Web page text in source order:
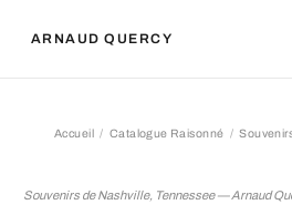
ARNAUD QUERCY
Accueil Catalogue Raisonné
Souvenirs de Nashville, Tennessee — Arnaud